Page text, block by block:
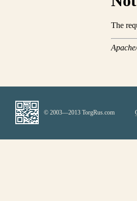
© 2003—2013 TorgRus.com